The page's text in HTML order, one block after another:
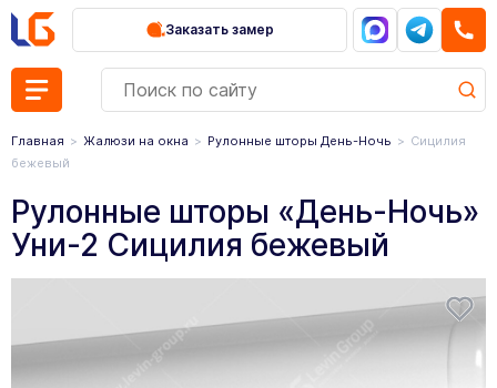
Заказать замер
Главная Жалюзи на окна Рулонные шторы День-Ночь
Сицилия
бежевый
Рулонные шторы «День-Ночь»
Уни-2 Сицилия бежевый